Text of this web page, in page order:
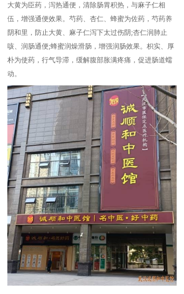
大黄为臣药，泻热通便，清除肠胃积热，与麻子仁相
伍，增强通便效果。芍药、杏仁、蜂蜜为佐药，芍药养
阴和里，防止大黄、麻子仁泻下太过伤阴;杏仁润肺止
咳、润肠通便;蜂蜜润燥滑肠，增强润肠效果。枳实、厚
朴为使药，行气导滞，缓解腹部胀满疼痛，促进肠道蠕
动。